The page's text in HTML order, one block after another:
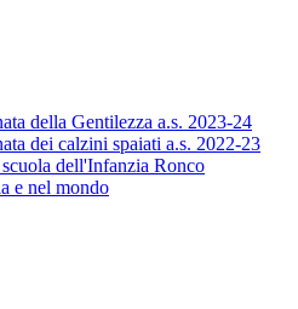
della Gentilezza a.s. 2023-24
dei calzini spaiati a.s. 2022-23
dell'Infanzia Ronco
e nel mondo